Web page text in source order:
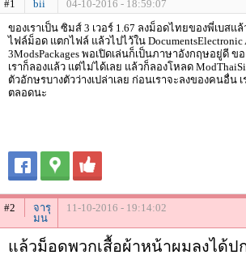
#1 bii
04-10-2016 - 18:59:07
ของเราเป็น ซิมส์ 3 เวอร์ 1.67 ลงม็อดไทยของพี่เบส
ไฟล์ม็อด แตกไฟล์ แล้วไปไว้ใน DocumentsElectronic
3ModsPackages พอเปิดเล่นก็เป็นภาษาอังกฤษอยู่ดี
เราก็ลองแล้ว แต่ไม่ได้เลย แล้วก็ลองโหลด
ตัวอักษรบางตัวว่างเปล่าเลย ก่อนเราจะลงของคนอื่น
ตลอดนะ
#2
จารุ
มน
11-10-2016 - 19:14:02
แล้วม็อดพวกเสื้อผ้าหน้าผมลงได้ป